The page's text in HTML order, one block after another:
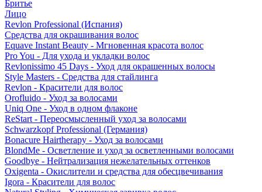
Бритье
Лицо
Revlon Professional (Испания)
Средства для окрашивания волос
Equave Instant Beauty - Мгновенная красота волос
Pro You - Для ухода и укладки волос
Revlonissimo 45 Days - Уход для окрашенных волосы
Style Masters - Средства для стайлинга
Revlon - Красители для волос
Orofluido - Уход за волосами
Uniq One - Уход в одном флаконе
ReStart - Переосмысленный уход за волосами
Schwarzkopf Professional (Германия)
Bonacure Hairtherapy - Уход за волосами
BlondMe - Осветление и уход за осветленными волосами
Goodbye - Нейтрализация нежелательных оттенков
Oxigenta - Окислители и средства для обесцвечивания
Igora - Красители для волос